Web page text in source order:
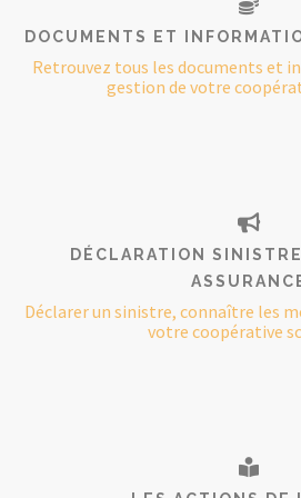
DOCUMENTS ET
Retrouvez tous les documents et
gestion de votre
DÉCLARATION
Déclarer un sinistre, connaître les
votre coopérative